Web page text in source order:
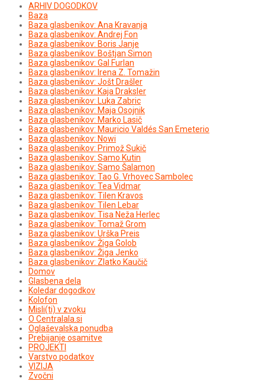
ARHIV DOGODKOV
Baza
Baza glasbenikov: Ana Kravanja
Baza glasbenikov: Andrej Fon
Baza glasbenikov: Boris Janje
Baza glasbenikov: Boštjan Simon
Baza glasbenikov: Gal Furlan
Baza glasbenikov: Irena Z. Tomažin
Baza glasbenikov: Jošt Drašler
Baza glasbenikov: Kaja Draksler
Baza glasbenikov: Luka Zabric
Baza glasbenikov: Maja Osojnik
Baza glasbenikov: Marko Lasič
Baza glasbenikov: Mauricio Valdés San Emeterio
Baza glasbenikov: Nowi
Baza glasbenikov: Primož Sukič
Baza glasbenikov: Samo Kutin
Baza glasbenikov: Samo Šalamon
Baza glasbenikov: Tao G. Vrhovec Sambolec
Baza glasbenikov: Tea Vidmar
Baza glasbenikov: Tilen Kravos
Baza glasbenikov: Tilen Lebar
Baza glasbenikov: Tisa Neža Herlec
Baza glasbenikov: Tomaž Grom
Baza glasbenikov: Urška Preis
Baza glasbenikov: Žiga Golob
Baza glasbenikov: Žiga Jenko
Baza glasbenikov: Zlatko Kaučič
Domov
Glasbena dela
Koledar dogodkov
Kolofon
Misli(ti) v zvoku
O Centralala.si
Oglaševalska ponudba
Prebijanje osamitve
PROJEKTI
Varstvo podatkov
VIZIJA
Zvočni